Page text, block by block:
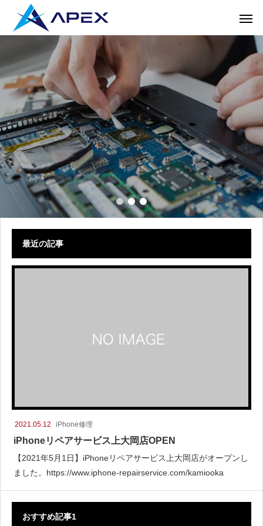
最近の記事
2021.05.12 iPhone修理
iPhoneリペアサービス上大岡店OPEN
【2021年5月1日】iPhoneリペアサービス上大岡店がオープンし
ました。https://www.iphone-repairservice.com/kamiooka
おすすめ記事1